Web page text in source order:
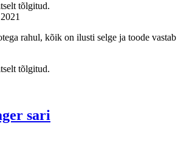
tõlgitud.
rahul, kõik on ilusti selge ja toode vastab
tõlgitud.
sari